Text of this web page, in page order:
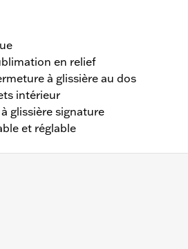
en relief
à glissière au dos
intérieur
glissière signature
et réglable